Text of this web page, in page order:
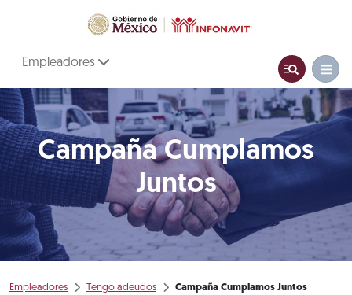
Empleadores
Campaña Cumplamos
Juntos
Empleadores Tengo adeudos Campaña Cumplamos Juntos